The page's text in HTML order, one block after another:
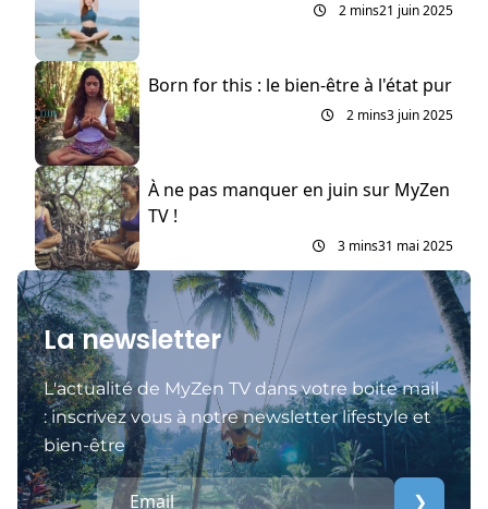
2 mins21 juin 2025
Born for this : le bien-être à l'état pur
2 mins3 juin 2025
À ne pas manquer en juin sur MyZen
TV !
3 mins31 mai 2025
La newsletter
L'actualité de MyZen TV dans votre boite mail
: inscrivez vous à notre newsletter lifestyle et
bien-être
❯